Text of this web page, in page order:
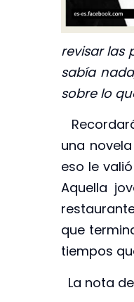
revisar las
sabía
sobre lo
una
eso le
Aquella
que
tiempos
La nota